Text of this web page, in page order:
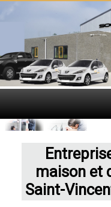
maison et
Saint-